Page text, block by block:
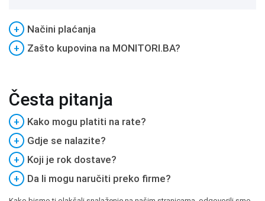
+
Načini plaćanja
+
Zašto kupovina na MONITORI.BA?
Česta pitanja
+
Kako mogu platiti na rate?
+
Gdje se nalazite?
+
Koji je rok dostave?
+
Da li mogu naručiti preko firme?